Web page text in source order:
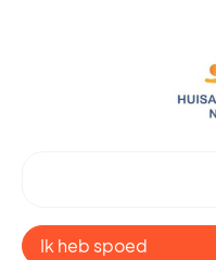
Ik heb spoed